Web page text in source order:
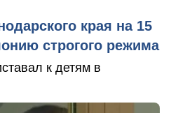
края на 15
строгого режима
к детям в